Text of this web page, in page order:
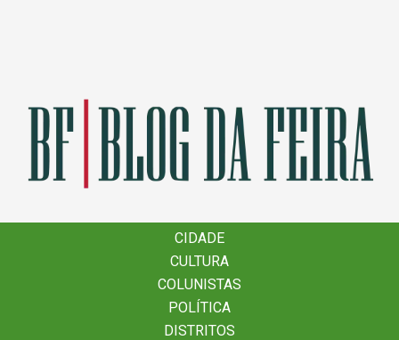
CIDADE
CULTURA
COLUNISTAS
POLÍTICA
DISTRITOS
CIDADE
CULTURA
COLUNISTAS
POLÍTICA
DISTRITOS